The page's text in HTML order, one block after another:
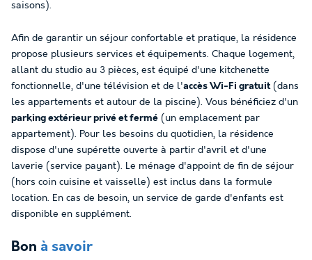
saisons).
Afin de garantir un séjour confortable et pratique, la résidence
propose plusieurs services et équipements. Chaque logement,
allant du studio au 3 pièces, est équipé d'une kitchenette
fonctionnelle, d'une télévision et de l'accès Wi-Fi gratuit(dans
les appartements et autour de la piscine). Vous bénéficiez d'un
parking extérieur privé et fermé (un emplacement par
appartement). Pour les besoins du quotidien, la résidence
dispose d'une supérette ouverte à partir d'avril et d'une
laverie (service payant). Le ménage d'appoint de fin de séjour
(hors coin cuisine et vaisselle) est inclus dans la formule
location. En cas de besoin, un service de garde d'enfants est
disponible en supplément.
Bon à savoir